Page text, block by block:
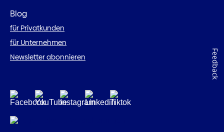
Blog
für Privatkunden
für Unternehmen
Newsletter abonnieren
Feedback